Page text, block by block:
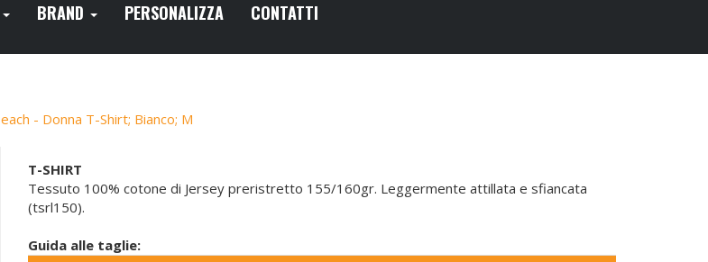
BRAND PERSONALIZZA CONTATTI
- Donna T-Shirt; Bianco; M
T-SHIRT
Tessuto 100% cotone di Jersey preristretto 155/160gr. Leggermente attillata e sfiancata
(tsrl150).
Guida alle taglie: